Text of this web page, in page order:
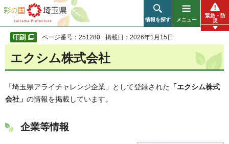
彩の国 埼玉県
情報を探す メニュー
緊急・防
災
ページ番号：251280 掲載日：2026年1月15日
エクシム株式会社
「埼玉県アライチャレンジ企業」として登録された 「エクシム株式
会社」 の情報を掲載しています。
企業等情報